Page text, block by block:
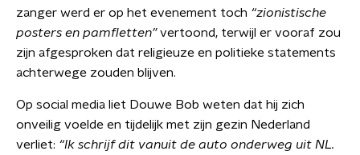
zanger werd er op het evenement toch “zionistische
posters en pamfletten”vertoond, terwijl er vooraf zou
zijn afgesproken dat religieuze en politieke statements
achterwege zouden blijven.
Op social media liet Douwe Bob weten dat hij zich
onveilig voelde en tijdelijk met zijn gezin Nederland
verliet: “Ik schrijf dit vanuit de auto onderweg uit NL.